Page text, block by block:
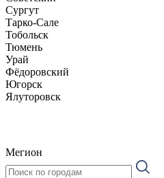
Сургут
Тарко-Сале
Тобольск
Тюмень
Урай
Фёдоровский
Югорск
Ялуторовск
Мегион